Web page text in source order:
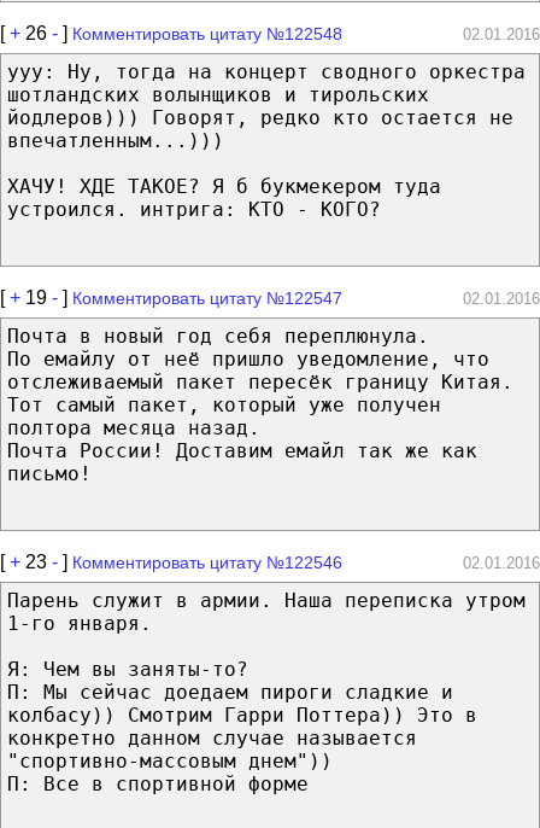
[+ 26 - ] Комментировать цитату №122548 02.01.2016
yyy: Ну, тогда на концерт сводного оркестра
шотландских волынщиков и тирольских
йодлеров))) Говорят, редко кто остается не
впечатленным...)))
ХАЧУ! ХДЕ ТАКОЕ? Я б букмекером туда
устроился. интрига: КТО - КОГО?
[+ 19 - ] Комментировать цитату №122547 02.01.2016
Почта в новый год себя переплюнула.
По емайлу от неё пришло уведомление, что
отслеживаемый пакет пересёк границу Китая.
Тот самый пакет, который уже получен
полтора месяца назад.
Почта России! Доставим емайл так же как
письмо!
[+ 23 - ] Комментировать цитату №122546 02.01.2016
Парень служит в армии. Наша переписка утром
1-го января.
Я: Чем вы заняты-то?
П: Мы сейчас доедаем пироги сладкие и
колбасу)) Смотрим Гарри Поттера)) Это в
конкретно данном случае называется
"спортивно-массовым днем"))
П: Все в спортивной форме